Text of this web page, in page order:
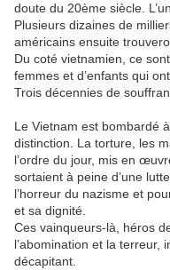
doute du 20ème siècle.
Plusieurs dizaines de
américains ensuite
Du coté vietnamien, ce
femmes et d’enfants qui
Trois décennies de
Le Vietnam est bombardé
distinction. La torture, les
l’ordre du jour, mis en
sortaient à peine d’une
l’horreur du nazisme et
et sa dignité.
Ces vainqueurs-là, héros
l’abomination et la terreur,
décapitant.